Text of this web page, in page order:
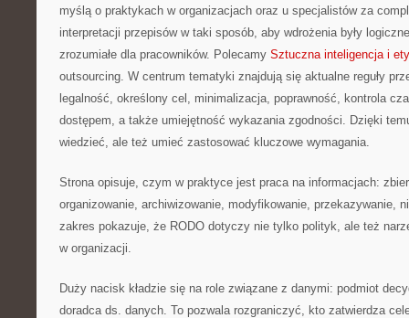
myślą o praktykach w organizacjach oraz u specjalistów za
interpretacji przepisów w taki sposób, aby wdrożenia były
zrozumiałe dla pracowników. Polecamy Sztuczna inteligencja i
outsourcing. W centrum tematyki znajdują się aktualne reguły
legalność, określony cel, minimalizacja, poprawność, kontrola
dostępem, a także umiejętność wykazania zgodności. Dzięki
wiedzieć, ale też umieć zastosować kluczowe wymagania.
Strona opisuje, czym w praktyce jest praca na informacjach:
organizowanie, archiwizowanie, modyfikowanie, przekazywanie,
zakres pokazuje, że RODO dotyczy nie tylko polityk, ale też
w organizacji.
Duży nacisk kładzie się na role związane z danymi: podmiot
doradca ds. danych. To pozwala rozgraniczyć, kto zatwierdza